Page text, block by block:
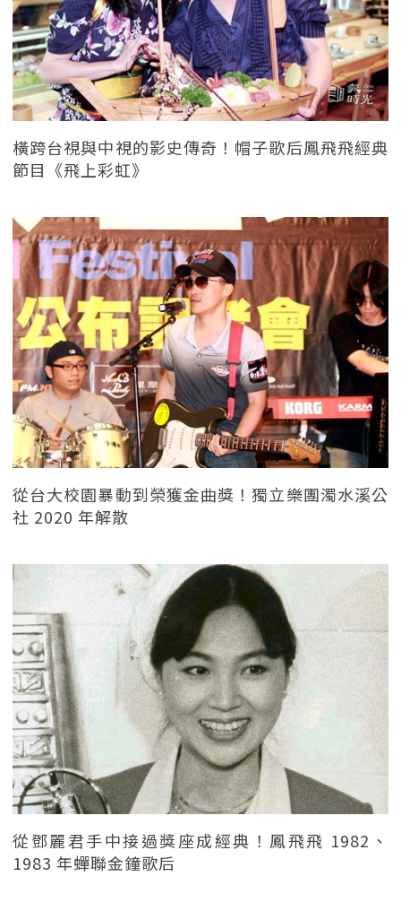
橫跨台視與中視的影史傳奇！帽子歌后鳳飛飛經典
節目《飛上彩虹》
從台大校園暴動到榮獲金曲獎！獨立樂團濁水溪公
社 2020 年解散
從鄧麗君手中接過獎座成經典！鳳飛飛 1982、
1983 年蟬聯金鐘歌后